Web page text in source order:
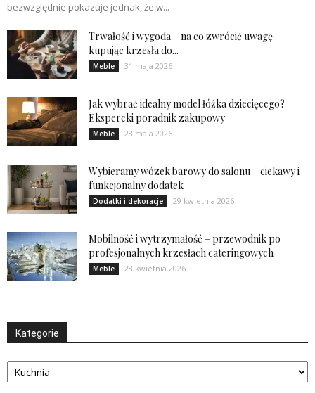
bezwzględnie pokazuje jednak, że w...
Trwałość i wygoda – na co zwrócić uwagę
kupując krzesła do...
Meble 31 maja 2026
Jak wybrać idealny model łóżka dziecięcego?
Ekspercki poradnik zakupowy
Meble 28 maja 2026
Wybieramy wózek barowy do salonu – ciekawy i
funkcjonalny dodatek
Dodatki i dekoracje 29 kwietnia 2026
Mobilność i wytrzymałość – przewodnik po
profesjonalnych krzesłach cateringowych
Meble 28 kwietnia 2026
Kategorie
Kategorie